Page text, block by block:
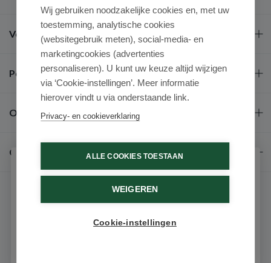
Veel gestelde vragen
Populaire merken
Over ons
Contact
Wij gebruiken noodzakelijke cookies en, met uw
toestemming, analytische cookies
(websitegebruik meten), social-media- en
marketingcookies (advertenties
personaliseren). U kunt uw keuze altijd wijzigen
via ‘Cookie-instellingen’. Meer informatie
hierover vindt u via onderstaande link.
Privacy- en cookieverklaring
ALLE COOKIES TOESTAAN
WEIGEREN
Cookie-instellingen
Schrijf je in voor onze nieuwsbrief
Ontvang als eerste de beste aanbiedingen en persoonlijk
advies